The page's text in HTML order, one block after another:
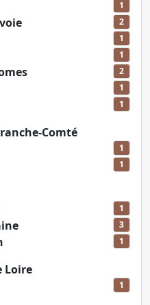
1
2
1
1
2
1
1
Comté
1
1
1
3
1
Loire
1